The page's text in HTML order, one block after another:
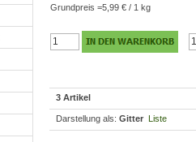
Grundpreis =5,99 € / 1 kg
3 Artikel
Darstellung als: Gitter Liste